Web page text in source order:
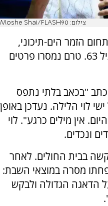
צילום: Moshe Shai/FLASH90
הזמר הים-תיכוני,
הלך הבוקר (ראשון) לעולמו בגיל 63. טרם נמסרו פרטים
"בכאב בלתי נתפס
לוי הלילה. נעדכן באופן
אין מילים כרגע". לוי
ונכדים.
בבית החולים. לאחר
מסרה במוצאי השבת:
הדאגה הגדולה ולבקש